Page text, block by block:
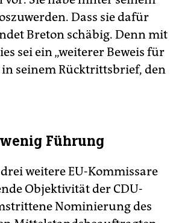
Dass sie dafür
Breton schäbig. Denn mit
sei ein „weiterer Beweis für
seinem Rücktrittsbrief, den
Führung
weitere EU-Kommissare
Objektivität der CDU-
Nominierung des